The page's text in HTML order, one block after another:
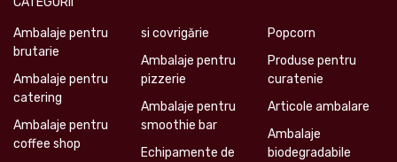
Ambalaje pentru
brutarie
Ambalaje pentru
catering
Ambalaje pentru
coffee shop
si covrigărie
Ambalaje pentru
pizzerie
Ambalaje pentru
smoothie bar
Echipamente de
Popcorn
Produse pentru
curatenie
Articole ambalare
Ambalaje
biodegradabile